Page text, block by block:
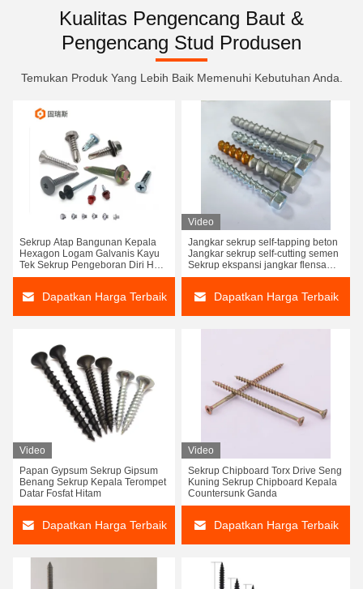
Kualitas Pengencang Baut &
Pengencang Stud Produsen
Temukan Produk Yang Lebih Baik Memenuhi Kebutuhan Anda.
Sekrup Atap Bangunan Kepala
Hexagon Logam Galvanis Kayu
Tek Sekrup Pengeboran Diri Hex
Stainless Steel Dengan Epd
Dapatkan Harga Terbaik
Video
Jangkar sekrup self-tapping beton
Jangkar sekrup self-cutting semen
Sekrup ekspansi jangkar flensa
heksagonal self-cutting
Dapatkan Harga Terbaik
Video
Papan Gypsum Sekrup Gipsum
Benang Sekrup Kepala Terompet
Datar Fosfat Hitam
Dapatkan Harga Terbaik
Video
Sekrup Chipboard Torx Drive Seng
Kuning Sekrup Chipboard Kepala
Countersunk Ganda
Dapatkan Harga Terbaik